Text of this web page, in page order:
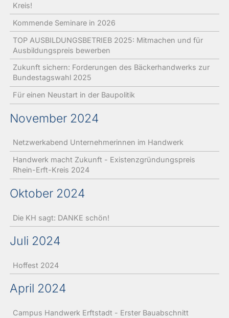
Kreis!
Kommende Seminare in 2026
TOP AUSBILDUNGSBETRIEB 2025: Mitmachen und für
Ausbildungspreis bewerben
Zukunft sichern: Forderungen des Bäckerhandwerks zur
Bundestagswahl 2025
Für einen Neustart in der Baupolitik
November 2024
Netzwerkabend Unternehmerinnen im Handwerk
Handwerk macht Zukunft - Existenzgründungspreis
Rhein-Erft-Kreis 2024
Oktober 2024
Die KH sagt: DANKE schön!
Juli 2024
Hoffest 2024
April 2024
Campus Handwerk Erftstadt - Erster Bauabschnitt